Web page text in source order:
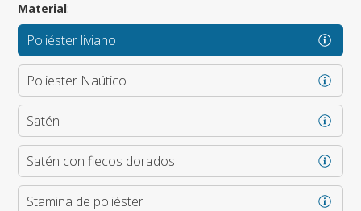
Material:
Poliéster liviano
Poliester Naútico
Satén
Satén con flecos dorados
Stamina de poliéster